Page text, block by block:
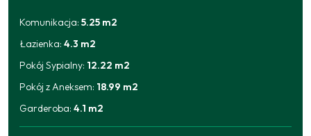
Komunikacja:5.25 m2
Łazienka:4.3 m2
Pokój Sypialny: 12.22 m2
Pokój z Aneksem: 18.99 m2
Garderoba:4.1 m2